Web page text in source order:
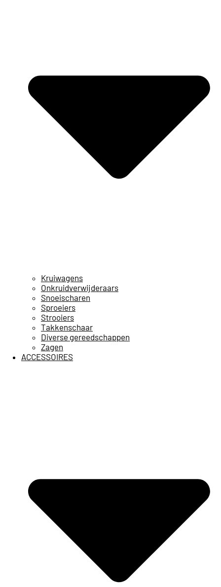
Kruiwagens
Onkruidverwijderaars
Snoeischaren
Sproeiers
Strooiers
Takkenschaar
Diverse gereedschappen
Zagen
ACCESSOIRES